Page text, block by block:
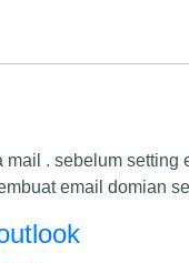
. sebelum
email domian